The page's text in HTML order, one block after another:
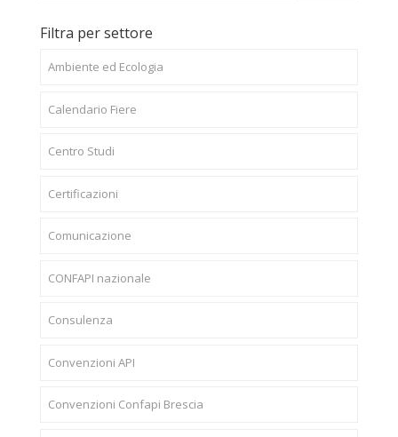
Filtra per settore
Ambiente ed Ecologia
Calendario Fiere
Centro Studi
Certificazioni
Comunicazione
CONFAPI nazionale
Consulenza
Convenzioni API
Convenzioni Confapi Brescia